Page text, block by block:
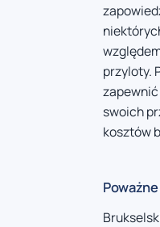
przyloty.
swoich
kosztów